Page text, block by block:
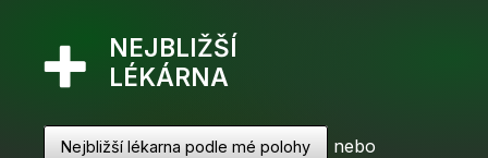
NEJBLIŽŠÍ
LÉKÁRNA
Nejbližší lékarna podle mé polohy nebo